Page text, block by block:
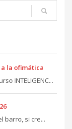
la ofimática
INTELIGENC...
barro, si cre...